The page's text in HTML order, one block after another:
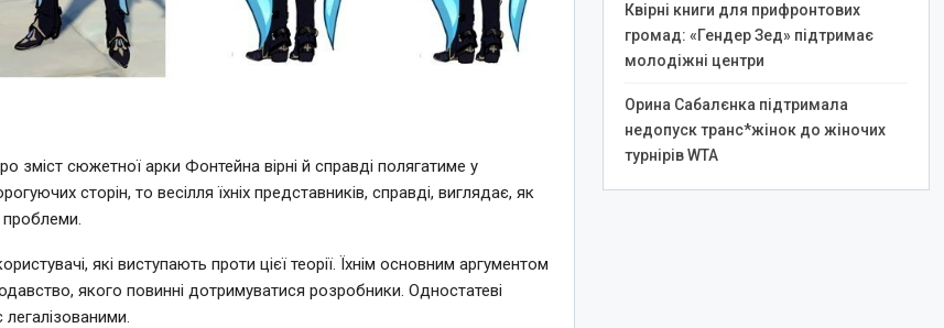
зміст сюжетної арки Фонтейна вірні й справді полягатиме у
сторін, то весілля їхніх представників, справді, виглядає, як
проблеми.
які виступають проти цієї теорії. Їхнім основним аргументом
якого повинні дотримуватися розробники. Одностатеві
Квірні книги для прифронтових
громад: «Гендер Зед» підтримає
молодіжні центри
Орина Сабалєнка підтримала
недопуск транс*жінок до жіночих
турнірів WTA